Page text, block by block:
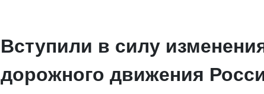
Вступили в силу
дорожного движения